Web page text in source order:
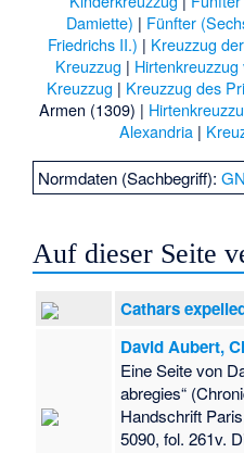
Damiette) | Fünfter
Friedrichs II.) | Kreuzzug
Kreuzzug | Hirtenkreuzzug
Kreuzzug | Kreuzzug des
Armen (1309) |
Alexandria|
Normdaten (Sachbegriff):
Auf dieser Seite
Cathars
David Aubert,
Eine Seite von
abregies“
Handschrift
5090, fol. 261v.